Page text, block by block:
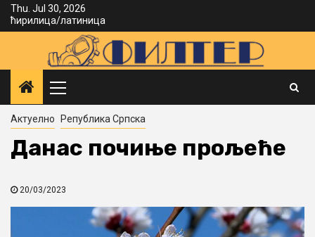
SkipThu. Jul 30, 2026
ћирилица/латиница
Menu
Актуелно Република Српска
Данас почиње прољеће
20/03/2023